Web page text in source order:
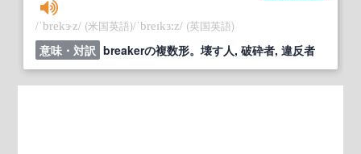
/ˈbrekɝz/ (米国英語)/ˈbreɪkɜ:z/ (英国英語)
意味・対訳 breakerの複数形。壊す人, 破砕者, 違反者